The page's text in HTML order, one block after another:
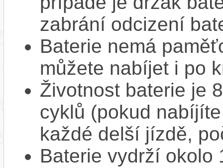
zabrání odcizení
Baterie nemá
můžete nabíjet i po
Životnost baterie je
cyklů (pokud
každé delší jízdě,
Baterie vydrží okolo